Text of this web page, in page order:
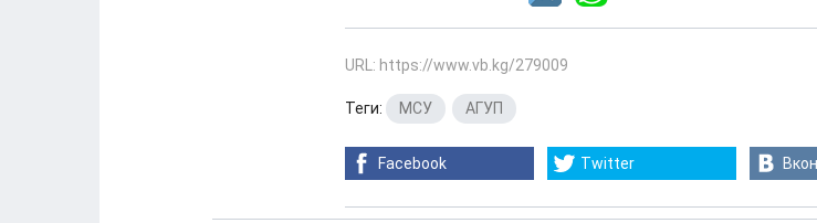
URL: https://www.vb.kg/279009
Теги: МСУ АГУП
Facebook Twitter